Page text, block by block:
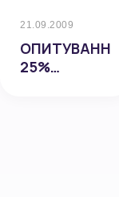
21.09.2009
ОПИТУВАННЯ:
25%